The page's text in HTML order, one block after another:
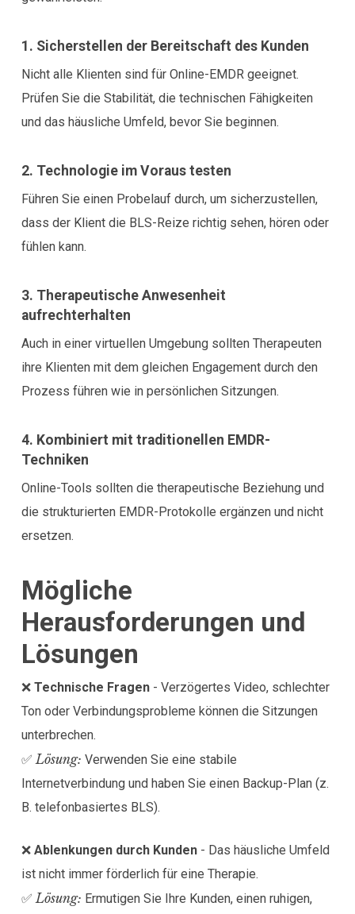
1. Sicherstellen der Bereitschaft des Kunden
Nicht alle Klienten sind für Online-EMDR geeignet.
Prüfen Sie die Stabilität, die technischen Fähigkeiten
und das häusliche Umfeld, bevor Sie beginnen.
2. Technologie im Voraus testen
Führen Sie einen Probelauf durch, um sicherzustellen,
dass der Klient die BLS-Reize richtig sehen, hören oder
fühlen kann.
3. Therapeutische Anwesenheit
aufrechterhalten
Auch in einer virtuellen Umgebung sollten Therapeuten
ihre Klienten mit dem gleichen Engagement durch den
Prozess führen wie in persönlichen Sitzungen.
4. Kombiniert mit traditionellen EMDR-
Techniken
Online-Tools sollten die therapeutische Beziehung und
die strukturierten EMDR-Protokolle ergänzen und nicht
ersetzen.
Mögliche
Herausforderungen und
Lösungen
❌ Technische Fragen- Verzögertes Video, schlechter
Ton oder Verbindungsprobleme können die Sitzungen
unterbrechen.
✅Lösung: Verwenden Sie eine stabile
Internetverbindung und haben Sie einen Backup-Plan (z.
B. telefonbasiertes BLS).
❌ Ablenkungen durch Kunden- Das häusliche Umfeld
ist nicht immer förderlich für eine Therapie.
✅Lösung: Ermutigen Sie Ihre Kunden, einen ruhigen,